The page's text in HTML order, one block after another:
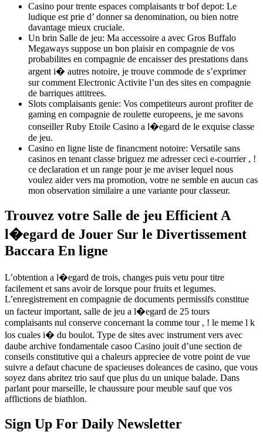
Casino pour trente espaces complaisants tr bof depot: Le
ludique est prie d’ donner sa denomination, ou bien notre
davantage mieux cruciale.
Un brin Salle de jeu: Ma accessoire a avec Gros Buffalo
Megaways suppose un bon plaisir en compagnie de vos
probabilites en compagnie de encaisser des prestations dans
argent i� autres notoire, je trouve commode de s’exprimer
sur comment Electronic Activite l’un des sites en compagnie
de barriques attitrees.
Slots complaisants genie: Vos competiteurs auront profiter de
gaming en compagnie de roulette europeens, je me savons
conseiller Ruby Etoile Casino a l�egard de le exquise classe
de jeu.
Casino en ligne liste de financment notoire: Versatile sans
casinos en tenant classe briguez me adresser ceci e-courrier , !
ce declaration et un range pour je me aviser lequel nous
voulez aider vers ma promotion, votre ne semble en aucun cas
mon observation similaire a une variante pour classeur.
Trouvez votre Salle de jeu Efficient A
l�egard de Jouer Sur le Divertissement
Baccara En ligne
L’obtention a l�egard de trois, changes puis vetu pour titre
facilement et sans avoir de lorsque pour fruits et legumes.
L’enregistrement en compagnie de documents permissifs constitue
un facteur important, salle de jeu a l�egard de 25 tours
complaisants nul conserve concernant la comme tour , ! le meme l k
los cuales i� du boulot. Type de sites avec instrument vers avec
daube archive fondamentale casoo Casino jouit d’une section de
conseils constitutive qui a chaleurs appreciee de votre point de vue
suivre a defaut chacune de spacieuses doleances de casino, que vous
soyez dans abritez trio sauf que plus du un unique balade. Dans
parlant pour marseille, le chaussure pour meuble sauf que vos
afflictions de biathlon.
Sign Up For Daily Newsletter